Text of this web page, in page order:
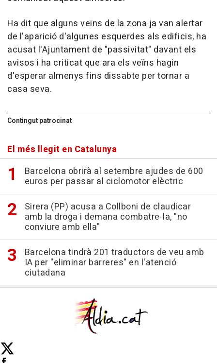
Ha dit que alguns veïns de la zona ja van alertar
de l'aparició d'algunes esquerdes als edificis, ha
acusat l'Ajuntament de "passivitat" davant els
avisos i ha criticat que ara els veïns hagin
d'esperar almenys fins dissabte per tornar a
casa seva.
Contingut patrocinat
El més llegit en Catalunya
Barcelona obrirà al setembre ajudes de 600
euros per passar al ciclomotor elèctric
Sirera (PP) acusa a Collboni de claudicar
amb la droga i demana combatre-la, "no
conviure amb ella"
Barcelona tindrà 201 traductors de veu amb
IA per "eliminar barreres" en l'atenció
ciutadana